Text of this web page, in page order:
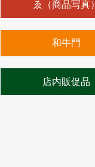
ゑ（商品写真）
和牛門
店内販促品